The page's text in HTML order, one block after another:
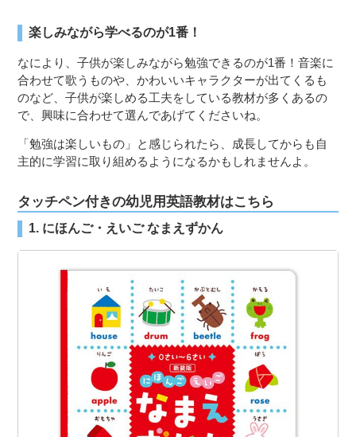
楽しみながら学べるのが1番！
なにより、子供が楽しみながら勉強できるのが1番！音楽に
合わせて歌うものや、かわいいキャラクターが出てくるも
のなど、子供が楽しめる工夫をしている教材が多くあるの
で、興味に合わせて選んであげてくださいね。
「勉強は楽しいもの」と感じられたら、成長してからも自
主的に学習に取り組めるようになるかもしれませんよ。
タッチペン付きの幼児用英語教材はこちら
1. にほんご・えいご なまえずかん